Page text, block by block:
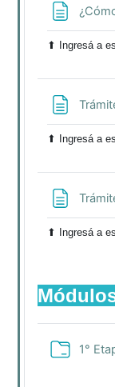
⬆ Ingresá a
⬆ Ingresá a
⬆ Ingresá a
1°